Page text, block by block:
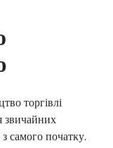
торгівлі
звичайних
самого початку.